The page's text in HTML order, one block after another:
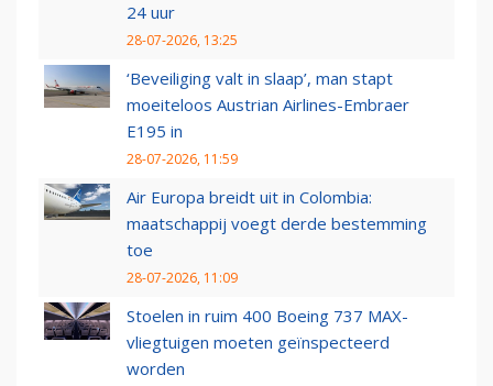
24 uur
28-07-2026, 13:25
‘Beveiliging valt in slaap’, man stapt
moeiteloos Austrian Airlines-Embraer
E195 in
28-07-2026, 11:59
Air Europa breidt uit in Colombia:
maatschappij voegt derde bestemming
toe
28-07-2026, 11:09
Stoelen in ruim 400 Boeing 737 MAX-
vliegtuigen moeten geïnspecteerd
worden